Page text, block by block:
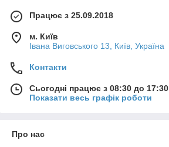
Працює з 25.09.2018
м. Київ
Івана Виговського 13, Київ, Україна
Контакти
Сьогодні працює з 08:30 до 17:30
Показати весь графік роботи
Про нас